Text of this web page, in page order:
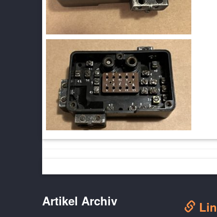
Artikel Archiv